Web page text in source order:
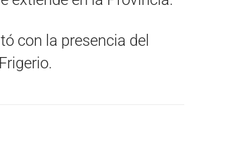
con la presencia del